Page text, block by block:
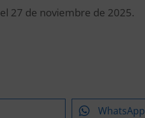
27 de noviembre de 2025.
WhatsApp